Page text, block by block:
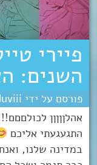
פיירי
השנים:
אהלןןןןן
התגעגעתי אליכם
במדינה שלנו,